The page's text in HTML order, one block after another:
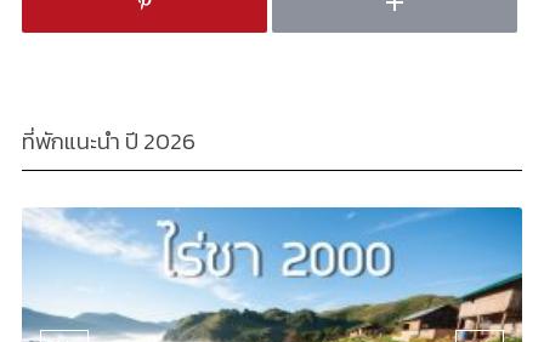
ที่พักแนะนำ ปี 2026